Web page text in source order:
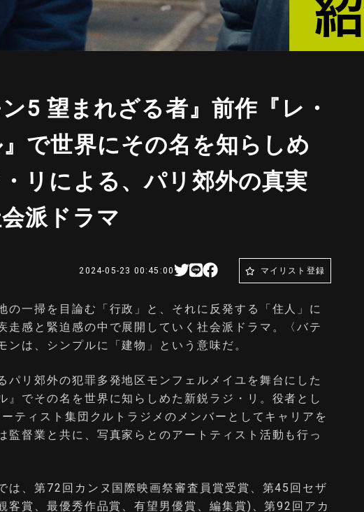
ン5 望まれざる者』前作『レ・
で世界にその名を知らしめ
リによる、パリ郊外の真実
派ドラマ
2024-05-23 00:45:00 マイリスト登録
の一掃を目論む「行政」と、それに反発する「住人」に
走感と緊迫感の中で展開していく社会派ドラマ。〈バテ
ンは、シンプルに「建物」という意味だ。
パリ郊外の犯罪多発地区モンフェルメイユを舞台にした
』でその名を世界に知らしめた新鋭ラジ・リ。役者とし
ティスト集団クルトラジメのメンバーとしてキャリアを
監督業と共に、写真家らとのアートティスト活動も行っ
は、第72回カンヌ国際映画祭審査員賞受賞、第45回セザ
客賞、最優秀作品賞、有望男優賞、編集賞)、第92回アカ